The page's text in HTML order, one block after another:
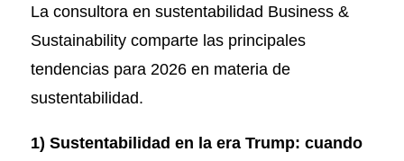
La consultora en sustentabilidad Business &
Sustainability comparte las principales
tendencias para 2026 en materia de
sustentabilidad.
1) Sustentabilidad en la era Trump: cuando